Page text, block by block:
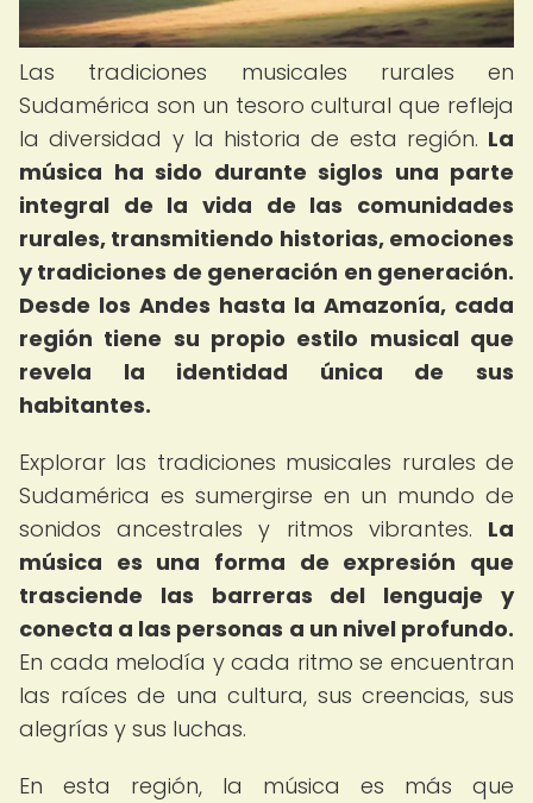
Las tradiciones musicales rurales en
Sudamérica son un tesoro cultural que refleja
la diversidad y la historia de esta región. La
música ha sido durante siglos una parte
integral de la vida de las comunidades
rurales, transmitiendo historias, emociones
y tradiciones de generación en generación.
Desde los Andes hasta la Amazonía, cada
región tiene su propio estilo musical que
revela la identidad única de sus
habitantes.
Explorar las tradiciones musicales rurales de
Sudamérica es sumergirse en un mundo de
sonidos ancestrales y ritmos vibrantes. La
música es una forma de expresión que
trasciende las barreras del lenguaje y
conecta a las personas a un nivel profundo.
En cada melodía y cada ritmo se encuentran
las raíces de una cultura, sus creencias, sus
alegrías y sus luchas.
En esta región, la música es más que